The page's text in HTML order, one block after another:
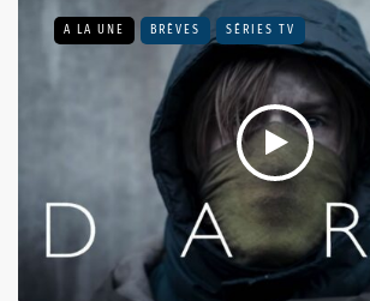
A LA UNE BRÈVES SÉRIES TV